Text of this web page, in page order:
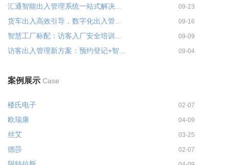
汇通智能出入管理系统一站式解决... 09-23
货车出入高效引导，数字化出入管... 09-16
智慧工厂标配：访客入厂安全培训... 09-09
访客出入管理新方案：预约登记+智... 09-04
案例展示 Case
楼氏电子 02-07
欧瑞康 04-09
丝艾 03-25
德莎 02-07